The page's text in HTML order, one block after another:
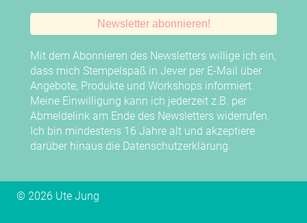
Mit dem Abonnieren des Newsletters willige ich ein,
dass mich Stempelspaß in Jever per E-Mail über
Angebote, Produkte und Workshops informiert.
Meine Einwilligung kann ich jederzeit z.B. per
Abmeldelink am Ende des Newsletters widerrufen.
Ich bin mindestens 16 Jahre alt und akzeptiere
darüber hinaus die Datenschutzerklärung.
© 2026 Ute Jung